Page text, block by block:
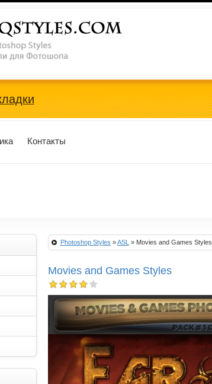
Стили для Фотошопа
Контакты
Photoshop Styles »ASL » Movies and Games Styles
Movies and Games Styles